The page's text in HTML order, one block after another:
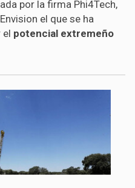
por la firma Phi4Tech,
el que se ha
el potencial extremeño